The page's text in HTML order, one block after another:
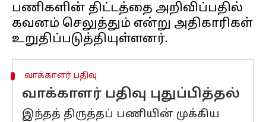
பணிகளின் திட்டத்தை அறிவிப்பதில்
கவனம் செலுத்தும் என்று அதிகாரிகள்
வாக்காளர் பதிவு
வாக்காளர் பதிவு புதுப்பித்தல்
இந்தத் திருத்தப் பணியின் முக்கிய